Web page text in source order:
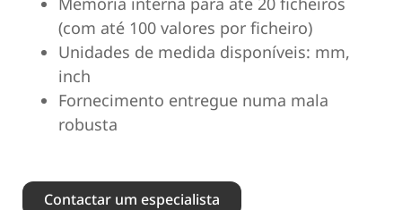
(com até 100 valores por ficheiro)
Unidades de medida disponíveis: mm,
inch
Fornecimento entregue numa mala
robusta
Contactar um especialista